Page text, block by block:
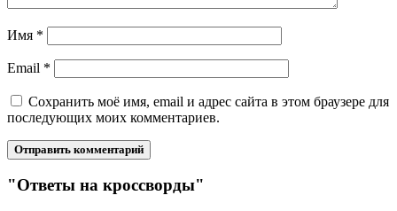
Имя *
Email *
Сохранить моё имя, email и адрес сайта в этом браузере для
последующих моих комментариев.
"Ответы на кроссворды"